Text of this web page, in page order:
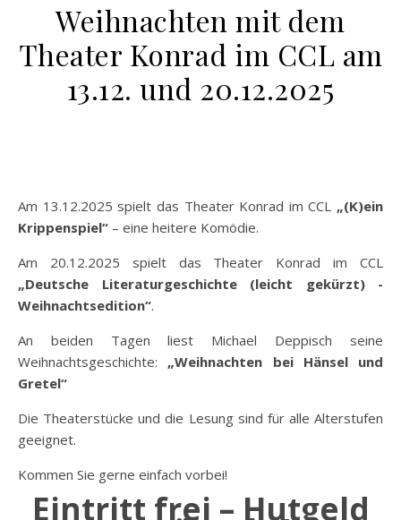
Weihnachten mit dem
Theater Konrad im CCL am
13.12. und 20.12.2025
Am 13.12.2025 spielt das Theater Konrad im CCL „(K)ein
Krippenspiel“ – eine heitere Komödie.
Am 20.12.2025 spielt das Theater Konrad im CCL
„Deutsche Literaturgeschichte (leicht gekürzt) -
Weihnachtsedition“.
An beiden Tagen liest Michael Deppisch seine
Weihnachtsgeschichte: „Weihnachten bei Hänsel und
Gretel“
Die Theaterstücke und die Lesung sind für alle Alterstufen
geeignet.
Kommen Sie gerne einfach vorbei!
Eintritt frei – Hutgeld